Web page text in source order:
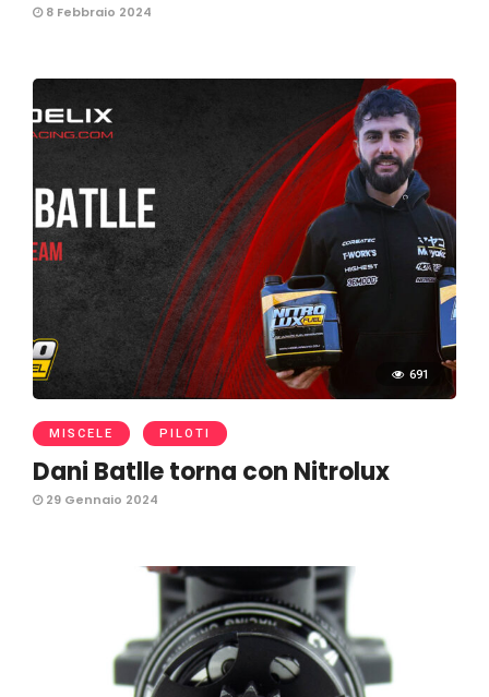
8 Febbraio 2024
691
MISCELE PILOTI
Dani Batlle torna con Nitrolux
29 Gennaio 2024